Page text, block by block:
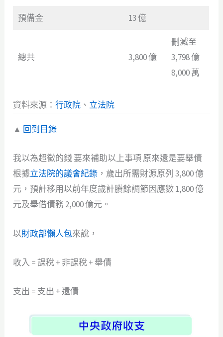
預備金 13 億
總共 3,800 億
刪減至
3,798 億
8,000 萬
資料來源：行政院 、 立法院
▲ 回到目錄
我以為超徵的錢 要來補助以上事項 原來還是要舉債
根據立法院的議會紀錄 ，歲出所需財源原列 3,800 億
元，預計移用以前年度歲計賸餘調節因應數 1,800 億
元及舉借債務 2,000 億元。
以財政部懶人包來說，
收入 = 課稅 + 非課稅 + 舉債
支出 = 支出 + 還債